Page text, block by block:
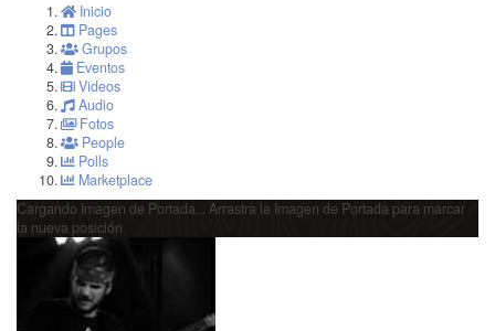
Inicio
Pages
Grupos
Eventos
Videos
Audio
Fotos
People
Polls
Marketplace
Cargando Imagen de Portada...
Arrastra la Imagen de Portada para marcar
la nueva posición